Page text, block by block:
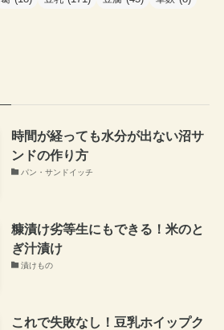
時間が経っても水分が出ない沼サ
ンドの作り方
パン・サンドイッチ
糠漬け劣等生にもできる！米のと
ぎ汁漬け
漬けもの
これで失敗なし！豆乳ホイップク